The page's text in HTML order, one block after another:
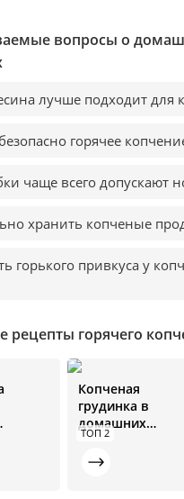
вопросы о
лучше подходит для
горячее
чаще всего допускают
хранить копченые
горького привкуса у
рецепты горячего
ТОП 2
Копченая
грудинка в
домашних
условиях в
коптильне: